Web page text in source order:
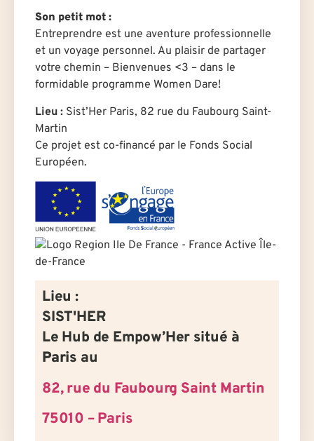
Son petit mot :
Entreprendre est une aventure professionnelle
et un voyage personnel. Au plaisir de partager
votre chemin – Bienvenues <3 – dans le
formidable programme Women Dare!
Lieu : Sist’Her Paris, 82 rue du Faubourg Saint-
Martin
Ce projet est co-financé par le Fonds Social
Européen.
Lieu :
SIST'HER
Le Hub de Empow’Her situé à
Paris au
82, rue du Faubourg Saint Martin
75010 – Paris